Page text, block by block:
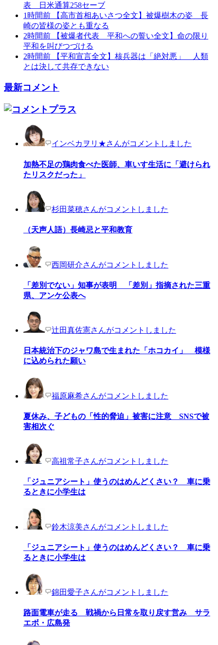
表 日米通算258セーブ
1時間前
【高市首相あいさつ全文】被爆樹木の姿 長
崎の皆様の姿とも重なる
2時間前
【被爆者代表 平和への誓い全文】命の限り
平和を叫びつづける
2時間前
【平和宣言全文】核兵器は「絶対悪」 人類
とは決して共存できない
最新コメント
インベカヲリ★さんがコメントしました
加熱不足の鶏肉食べた医師、車いす生活に「避けられ
たリスクだった」
杉田菜穂さんがコメントしました
（天声人語）長崎忌と平和教育
西岡研介さんがコメントしました
「差別でない」知事が表明 「差別」指摘された三重
県、アンケ公表へ
辻田真佐憲さんがコメントしました
日本統治下のジャワ島で生まれた「ホコカイ」 模様
に込められた願い
福原麻希さんがコメントしました
夏休み、子どもの「性的脅迫」被害に注意 SNSで被
害相次ぐ
高祖常子さんがコメントしました
「ジュニアシート」使うのはめんどくさい？ 車に乗
るときに小学生は
鈴木涼美さんがコメントしました
「ジュニアシート」使うのはめんどくさい？ 車に乗
るときに小学生は
錦田愛子さんがコメントしました
路面電車が走る 戦禍から日常を取り戻す営み サラ
エボ・広島発